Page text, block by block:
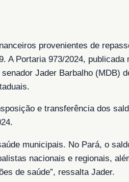
provenientes de
Portaria 973/2024,
Jader Barbalho (MDB)
e transferência dos
municipais. No Pará, o
nacionais e regionais,
de saúde”, ressalta Jader.